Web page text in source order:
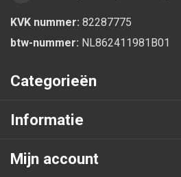
KVK nummer: 82287775
btw-nummer: NL862411981B01
Categorieën
Informatie
Mijn account